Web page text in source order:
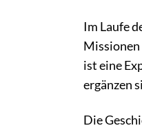
Im Laufe
Missionen
ist eine
ergänzen
Die